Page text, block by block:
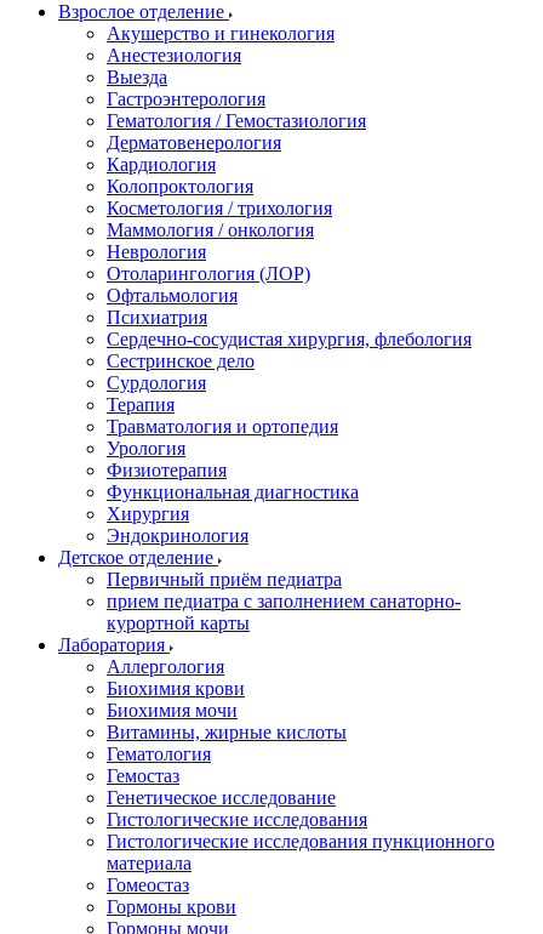
Взрослое отделение
Акушерство и гинекология
Анестезиология
Выезда
Гастроэнтерология
Гематология / Гемостазиология
Дерматовенерология
Кардиология
Колопроктология
Косметология / трихология
Маммология / онкология
Неврология
Отоларингология (ЛОР)
Офтальмология
Психиатрия
Сердечно-сосудистая хирургия, флебология
Сестринское дело
Сурдология
Терапия
Травматология и ортопедия
Урология
Физиотерапия
Функциональная диагностика
Хирургия
Эндокринология
Детское отделение
Первичный приём педиатра
прием педиатра с заполнением санаторно-
курортной карты
Лаборатория
Аллергология
Биохимия крови
Биохимия мочи
Витамины, жирные кислоты
Гематология
Гемостаз
Генетическое исследование
Гистологические исследования
Гистологические исследования пункционного
материала
Гомеостаз
Гормоны крови
Гормоны мочи